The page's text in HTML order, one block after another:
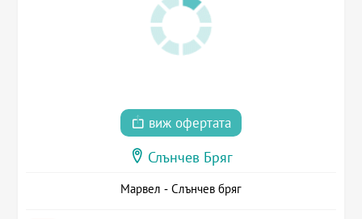
виж офертата
Слънчев Бряг
Марвел - Слънчев бряг